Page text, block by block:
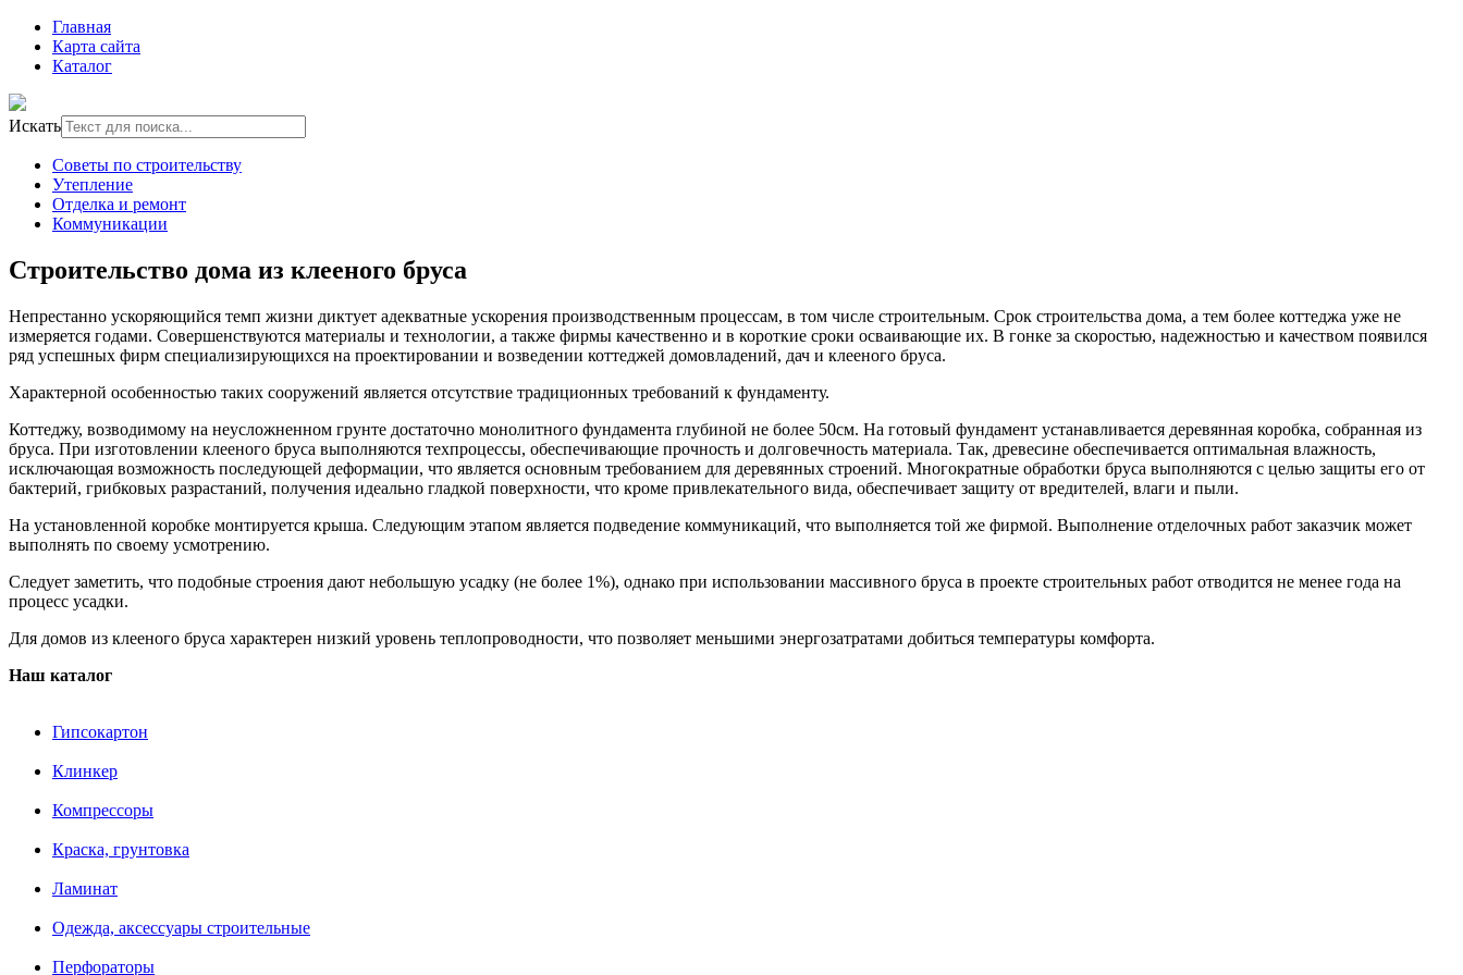
Главная
Карта сайта
Каталог
Искать
Советы по строительству
Утепление
Отделка и ремонт
Коммуникации
Строительство дома из клееного бруса
Непрестанно ускоряющийся темп жизни диктует адекватные ускорения производственным процессам, в том числе строительным. Срок строительства дома, а тем более коттеджа уже не
измеряется годами. Совершенствуются материалы и технологии, а также фирмы качественно и в короткие сроки осваивающие их. В гонке за скоростью, надежностью и качеством появился
ряд успешных фирм специализирующихся на проектировании и возведении коттеджей домовладений, дач и клееного бруса.
Характерной особенностью таких сооружений является отсутствие традиционных требований к фундаменту.
Коттеджу, возводимому на неусложненном грунте достаточно монолитного фундамента глубиной не более 50см. На готовый фундамент устанавливается деревянная коробка, собранная из
бруса. При изготовлении клееного бруса выполняются техпроцессы, обеспечивающие прочность и долговечность материала. Так, древесине обеспечивается оптимальная влажность,
исключающая возможность последующей деформации, что является основным требованием для деревянных строений. Многократные обработки бруса выполняются с целью защиты его от
бактерий, грибковых разрастаний, получения идеально гладкой поверхности, что кроме привлекательного вида, обеспечивает защиту от вредителей, влаги и пыли.
На установленной коробке монтируется крыша. Следующим этапом является подведение коммуникаций, что выполняется той же фирмой. Выполнение отделочных работ заказчик может
выполнять по своему усмотрению.
Следует заметить, что подобные строения дают небольшую усадку (не более 1%), однако при использовании массивного бруса в проекте строительных работ отводится не менее года на
процесс усадки.
Для домов из клееного бруса характерен низкий уровень теплопроводности, что позволяет меньшими энергозатратами добиться температуры комфорта.
Наш каталог
Гипсокартон
Клинкер
Компрессоры
Краска, грунтовка
Ламинат
Одежда, аксессуары строительные
Перфораторы